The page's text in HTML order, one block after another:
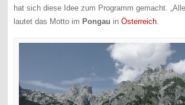
hat sich diese Idee zum Programm gemacht.
lautet das Motto im Pongau inÖsterreich.